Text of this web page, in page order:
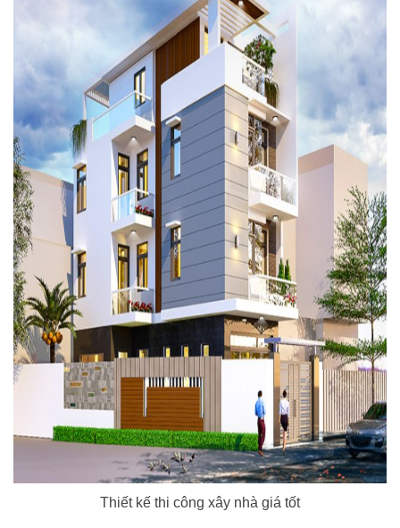
Thiết kế thi công xây nhà giá tốt